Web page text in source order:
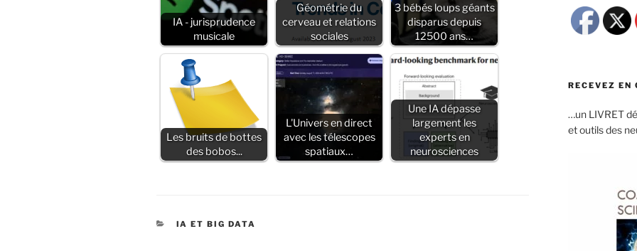
IA - jurisprudence
musicale
Géométrie du
cerveau et relations
sociales
3 bébés loups géants
disparus depuis
12500 ans…
Les bruits de bottes
des bobos...
L'Univers en direct
avec les télescopes
spatiaux…
Une IA dépasse
largement les
experts en
neurosciences
CATÉGORIES
IA ET BIG DATA
RECEVEZ EN
…un LIVRET
et outils des